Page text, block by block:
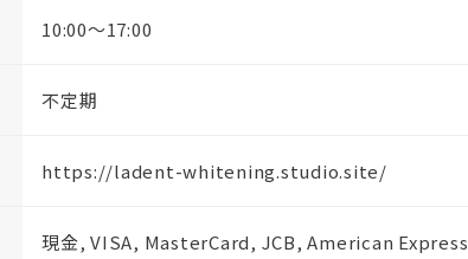
10:00〜17:00
不定期
https://ladent-whitening.studio.site/
現金, VISA, MasterCard, JCB, American Express